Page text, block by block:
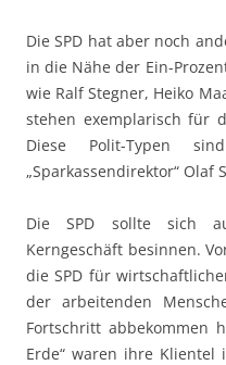
Die SPD hat aber noch
in die Nähe der Ein-
wie Ralf Stegner, Heiko
stehen exemplarisch für
Diese Polit-Typen
„Sparkassendirektor“ Olaf
Die SPD sollte sich
Kerngeschäft besinnen.
die SPD für
der arbeitenden
Fortschritt abbekommen
Erde“ waren ihre Klientel